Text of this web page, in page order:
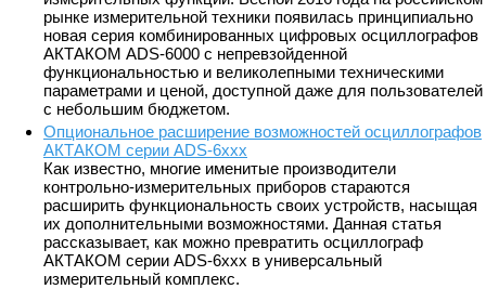
рынке измерительной техники появилась принципиально
новая серия комбинированных цифровых осциллографов
АКТАКОМ ADS-6000 с непревзойденной
функциональностью и великолепными техническими
параметрами и ценой, доступной даже для пользователей
с небольшим бюджетом.
Опциональное расширение возможностей осциллографов
АКТАКОМ серии ADS-6ххх
Как известно, многие именитые производители
контрольно-измерительных приборов стараются
расширить функциональность своих устройств, насыщая
их дополнительными возможностями. Данная статья
рассказывает, как можно превратить осциллограф
АКТАКОМ серии ADS-6ххх в универсальный
измерительный комплекс.